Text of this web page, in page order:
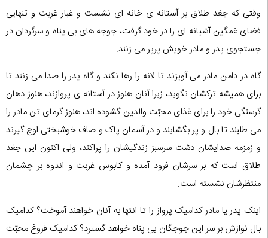
وقتی که جغد طلاق بر آستانه ی خانه ای نشست و غبار غربت و تنهایی
فضای غمگین آشیانه ای را در خود گرفت، جوجه های بی پناه و سرگردان در
جستجوی پدر و مادر خویش پرپر می زنند.
گاه در دامن مادر می آویزند تا لانه را رها نکند و گاه پدر را صدا می زنند تا
برای همیشه ترکشان نگوید، زیرا آنان هنوز در آستانه ی پروازند، هنوز دهان
گرسنگی خود را برای غذای محبّت والدین گشوده اند، هنوز گرمای تن مادر را
می طلبند تا بال و پر بگشایند و در آسمان پاک و صاف خوشبختی اوج گیرند
و زمزمه صدایشان دشت سرسبز زندگیشان را پراکند، ولی اکنون این جغد
طلاق است که بر سرشان فرود آمده و کابوس غربت و اندوه بر چشمان
منتظرشان نشسته است.
اینک پدر یا مادر کدامیک پرواز را تا انتها به آنان خواهند آموخت؟ کدامیک
بال نوازش بر سر این جوجگان بی پناه خواهد گسترد؟ کدامیک فروغ محبّت